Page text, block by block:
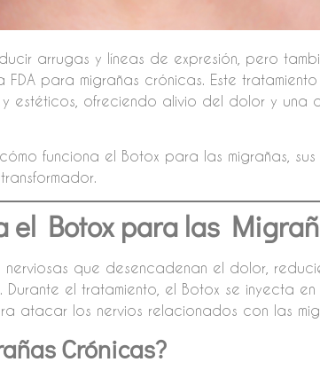
arrugas y líneas de expresión, pero
para migrañas crónicas. Este
estéticos, ofreciendo alivio del dolor y una
funciona el Botox para las migrañas,
el Botox para las
nerviosas que desencadenan el dolor,
Durante el tratamiento, el Botox se inyecta
atacar los nervios relacionados con las
Crónicas?